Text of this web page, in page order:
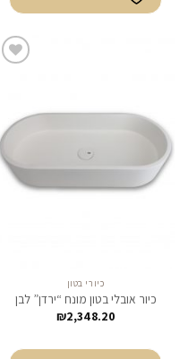
כיורי בטון
כיור אובלי בטון מונח “ירדן” לבן
₪2,348.20